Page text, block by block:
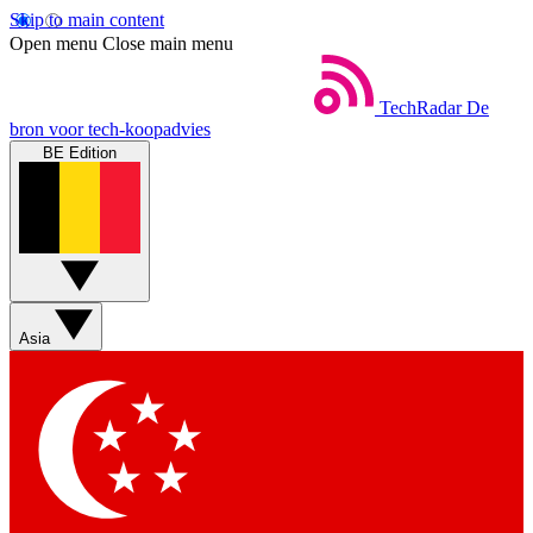
Skip to main content
Open menu Close main menu
TechRadar De
bron voor tech-koopadvies
BE Edition
Asia